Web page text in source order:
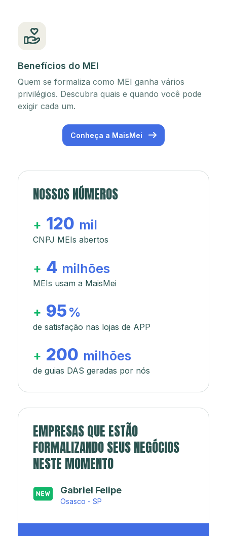
Benefícios do MEI
Quem se formaliza como MEI ganha vários
privilégios. Descubra quais e quando você pode
exigir cada um.
Conheça a MaisMei
NOSSOS NÚMEROS
+ 120 mil
CNPJ MEIs abertos
+ 4 milhões
MEIs usam a MaisMei
+ 95 %
de satisfação nas lojas de APP
+ 200 milhões
de guias DAS geradas por nós
EMPRESAS QUE ESTÃO
FORMALIZANDO SEUS NEGÓCIOS
NESTE MOMENTO
Japa’s açaí e sorveteria
Rio de Janeiro - RJ